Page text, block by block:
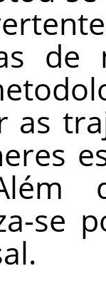
de
as
se